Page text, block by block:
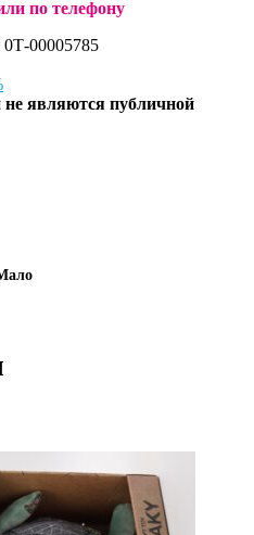
по телефону
0Т-00005785
не являются публичной